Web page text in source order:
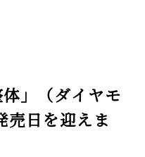
体」（ダイヤモ
売日を迎えま